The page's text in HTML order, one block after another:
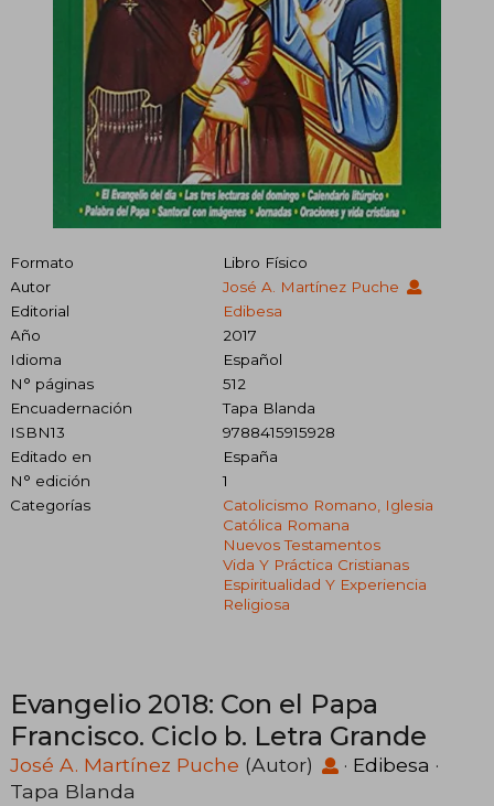
Formato
Libro Físico
Autor
José A. Martínez Puche
Editorial
Edibesa
Año
2017
Idioma
Español
N° páginas
512
Encuadernación
Tapa Blanda
ISBN13
9788415915928
Editado en
España
N° edición
1
Categorías
Catolicismo Romano, Iglesia
Católica Romana
Nuevos Testamentos
Vida Y Práctica Cristianas
Espiritualidad Y Experiencia
Religiosa
Evangelio 2018: Con el Papa
Francisco. Ciclo b. Letra Grande
José A. Martínez Puche (Autor) · Edibesa ·
Tapa Blanda